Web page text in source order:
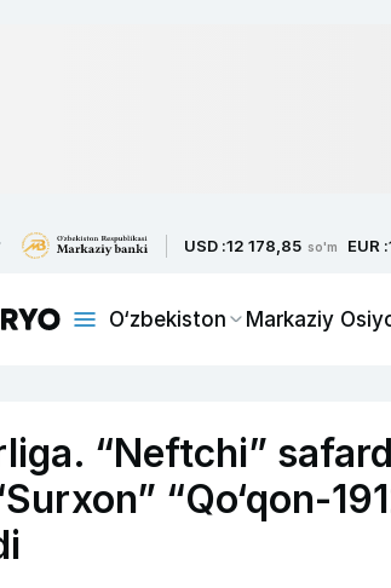
USD :12 178,85 so'm EUR :
O‘zbekiston Markaziy
“Neftchi”
“Qo‘qon-